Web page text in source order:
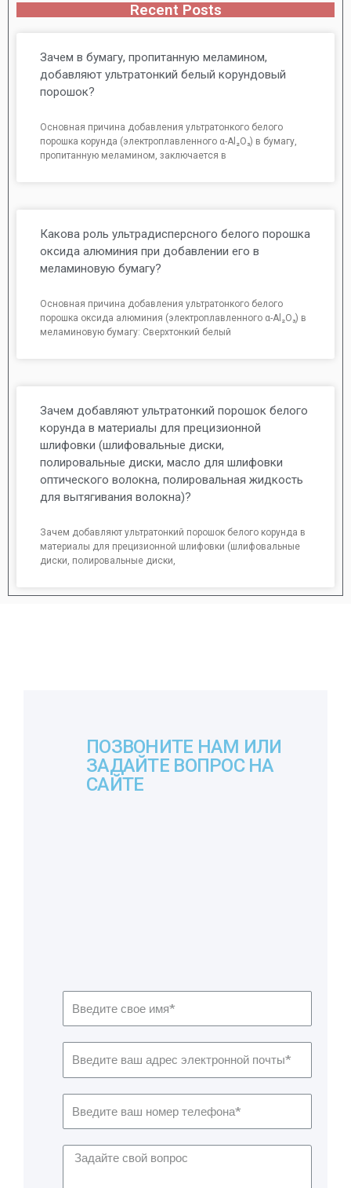
Recent Posts
Зачем в бумагу, пропитанную меламином,
добавляют ультратонкий белый корундовый
порошок?
Основная причина добавления ультратонкого белого
порошка корунда (электроплавленного α-Al₂O₃) в бумагу,
пропитанную меламином, заключается в
Какова роль ультрадисперсного белого порошка
оксида алюминия при добавлении его в
меламиновую бумагу?
Основная причина добавления ультратонкого белого
порошка оксида алюминия (электроплавленного α-Al₂O₃) в
меламиновую бумагу: Сверхтонкий белый
Зачем добавляют ультратонкий порошок белого
корунда в материалы для прецизионной
шлифовки (шлифовальные диски,
полировальные диски, масло для шлифовки
оптического волокна, полировальная жидкость
для вытягивания волокна)?
Зачем добавляют ультратонкий порошок белого корунда в
материалы для прецизионной шлифовки (шлифовальные
диски, полировальные диски,
ПОЗВОНИТЕ НАМ ИЛИ
ЗАДАЙТЕ ВОПРОС НА
САЙТЕ